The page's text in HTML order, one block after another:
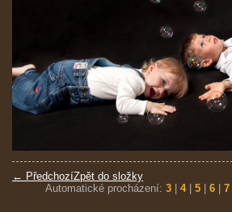
← PředchozíZpět do složky
Automatické procházení: 3 4| 5 6 7